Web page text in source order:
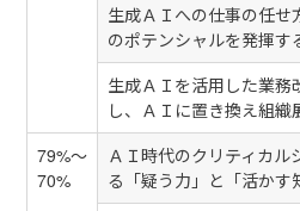
生成ＡＩへの仕事の任
のポテンシャルを発揮す
生成ＡＩを活用した業
し、ＡＩに置き換え組織
79%～
70%
ＡＩ時代のクリティカ
る「疑う力」と「活かす